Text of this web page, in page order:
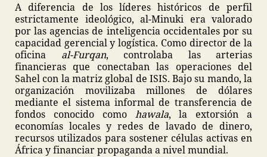
A diferencia de los líderes históricos de perfil
estrictamente ideológico, al-Minuki era valorado
por las agencias de inteligencia occidentales por su
capacidad gerencial y logística. Como director de la
oficina al-Furqan, controlaba las arterias
financieras que conectaban las operaciones del
Sahel con la matriz global de ISIS. Bajo su mando, la
organización movilizaba millones de dólares
mediante el sistema informal de transferencia de
fondos conocido como hawala, la extorsión a
economías locales y redes de lavado de dinero,
recursos utilizados para sostener células activas en
África y financiar propaganda a nivel mundial.